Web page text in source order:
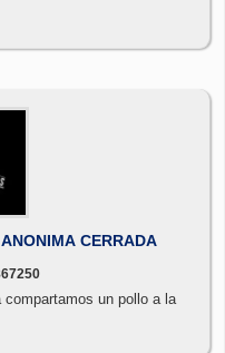
CERRADA
un pollo a la